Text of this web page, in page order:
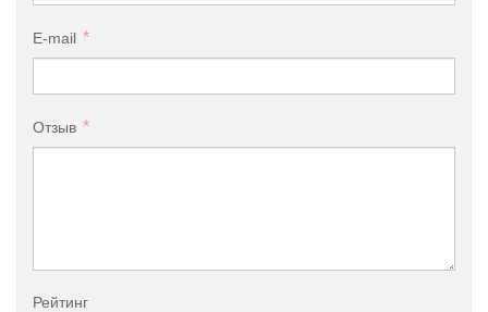
E-mail
Отзыв
Рейтинг